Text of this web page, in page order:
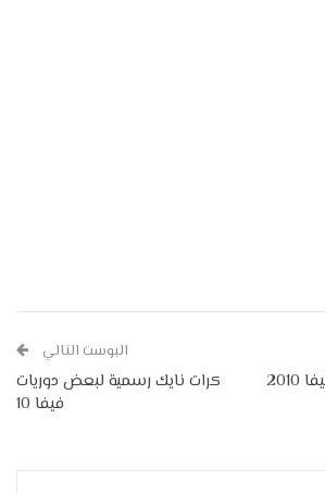
البوست التالي
كرات نايك رسمية لبعض دوريات
فيفا 10